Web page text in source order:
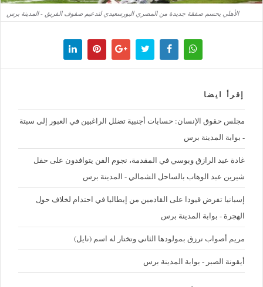
الأهلي يحسم صفقة جديدة من المصري البورسعيدي لتدعيم صفوف الفريق - المدينة برس
إقرأ ايضا
مجلس حقوق الإنسان: حسابات أجنبية تضلل الراغبين في العبور إلى سبتة
- بوابة المدينة برس
غادة عبد الرازق وبوسي في المقدمة، نجوم الفن يتوافدون على حفل
شيرين عبد الوهاب بالساحل الشمالي - المدينة برس
إسبانيا تفرض قيودا على القادمين من إيطاليا في احتدام لخلاف حول
الهجرة - بوابة المدينة برس
مريم أصواب ترزق بمولودها الثاني وتختار له اسم (نايل)
أيقونة الصبر - بوابة المدينة برس